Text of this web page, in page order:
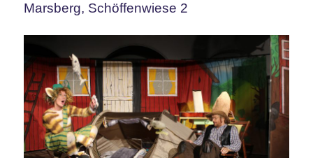
Marsberg, Schöffenwiese 2